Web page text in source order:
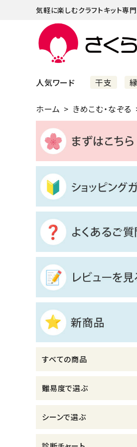
気軽に楽しむクラフトキット専
人気ワード 干支
まずはこちら
ショッピングガイド
よくあるご質問
すべての商品
新着商品
診断チャート
ジャンルで選ぶ
レビューを見る
コーポレートサイト
実店舗案内
介護施設関係の方へ
ホーム きめこむ・なぞる
すべての商品
難易度で選ぶ
シーンで選ぶ